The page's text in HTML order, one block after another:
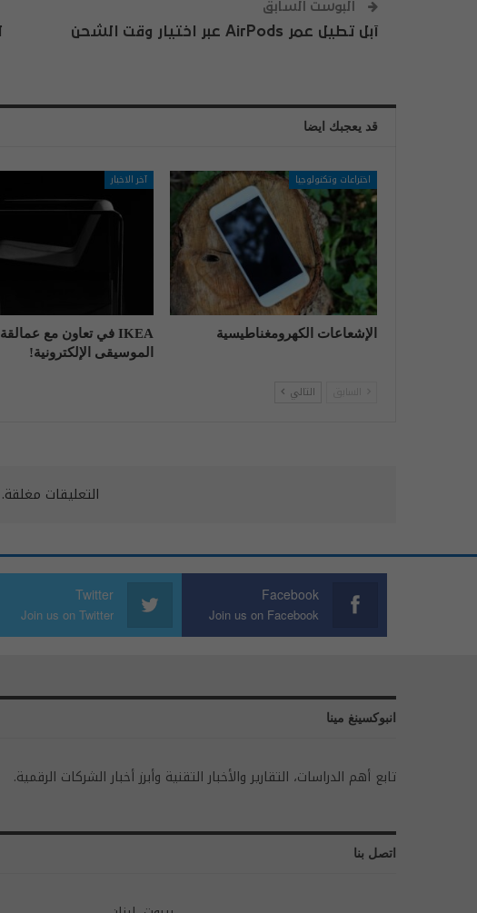
البوست السابق
آبل تطيل عمر AirPods عبر اختيار وقت الشحن
قد يعجبك ايضا
اختراعات وتكنولوجيا
الإشعاعات الكهرومغناطيسية
آخر الاخبار
IKEA في تعاون مع عمالقة
الموسيقى الإلكترونية!
التالي
التعليقات مغلقة.
Facebook
Join us on Facebook
Twitter
Join us on Twitter
انبوكسينغ مينا
تابع أهم الدراسات، التقارير والأخبار التقنية وأبرز أخبار الشركات الرقمية.
اتصل بنا